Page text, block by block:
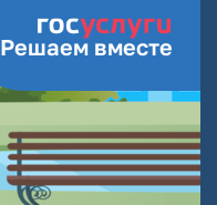
Решаем вместе